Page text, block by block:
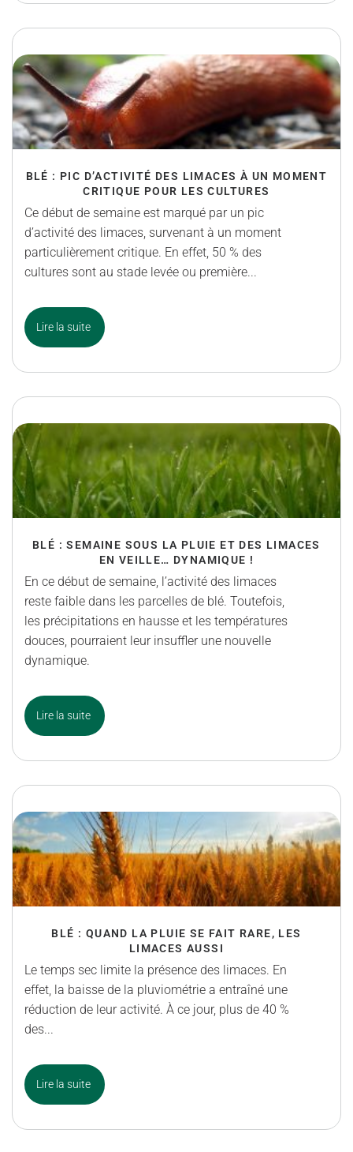
BLÉ : PIC D’ACTIVITÉ DES LIMACES À UN MOMENT
CRITIQUE POUR LES CULTURES
Ce début de semaine est marqué par un pic
d’activité des limaces, survenant à un moment
particulièrement critique. En effet, 50 % des
cultures sont au stade levée ou première...
Lire la suite
BLÉ : SEMAINE SOUS LA PLUIE ET DES LIMACES
EN VEILLE… DYNAMIQUE !
En ce début de semaine, l’activité des limaces
reste faible dans les parcelles de blé. Toutefois,
les précipitations en hausse et les températures
douces, pourraient leur insuffler une nouvelle
dynamique.
Lire la suite
BLÉ : QUAND LA PLUIE SE FAIT RARE, LES
LIMACES AUSSI
Le temps sec limite la présence des limaces. En
effet, la baisse de la pluviométrie a entraîné une
réduction de leur activité. À ce jour, plus de 40 %
des...
Lire la suite